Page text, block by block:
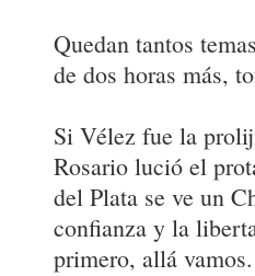
Quedan tantos
de dos horas más,
Si Vélez fue la
Rosario lució el
del Plata se ve un
confianza y la
primero, allá vamos.